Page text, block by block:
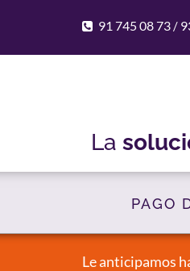
91 745 08 73/
La
PAGO
Le anticipamos